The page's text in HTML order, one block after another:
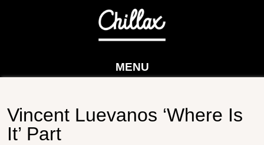
MENU
Vincent Luevanos ‘Where Is
It’ Part